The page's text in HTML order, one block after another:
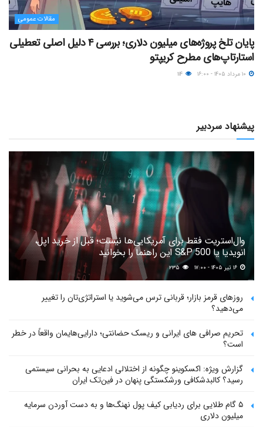
مقالات عمومی
پایان تلخ پروژه‌های میلیون دلاری؛ بررسی ۴ دلیل اصلی تعطیلی
استارتاپ‌های مطرح کریپتو
پیشنهاد سردبیر
وال‌استریت فقط برای آمریکایی‌ها نیست؛ قبل از خرید اپل،
انویدیا یا S&P 500 این راهنما را بخوانید
۲۳۵
روزهای قرمز بازار؛ قربانی ترس می‌شوید یا استراتژی‌تان را تغییر
می‌دهید؟
تحریم صرافی های ایرانی و ریسک حضانتی؛ دارایی‌هایمان واقعاً در خطر
است؟
گزارش ویژه: اکسکوینو چگونه از اختلالی ادعایی به بحرانی سیستمی
رسید؟ کالبدشکافی ورشکستگی پنهان در فین‌تک ایران
۵ گام طلایی برای ردیابی کیف پول‌ نهنگ‌ها و به دست آوردن سرمایه
میلیون دلاری